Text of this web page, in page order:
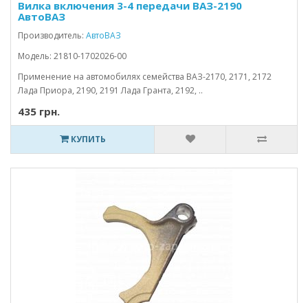
Вилка включения 3-4 передачи ВАЗ-2190
АвтоВАЗ
Производитель: АвтоВАЗ
Модель: 21810-1702026-00
Применение на автомобилях семейства ВАЗ-2170, 2171, 2172
Лада Приора, 2190, 2191 Лада Гранта, 2192, ..
435 грн.
КУПИТЬ